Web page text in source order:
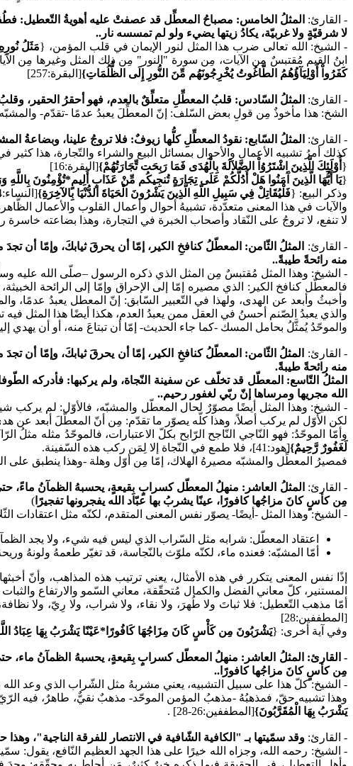
- القارئ: المثلُ الخامس: مصباحُ المعطِّل قد عصفتْ عليه أهويةُ التّعطيل:
لا شرقيّةٍ ولا غربيّة، يكادُ زيتها يضيء ولو لم تمسسه نار..
- الشيخ: الله تعالى ضرب هذا المثل لنور الإيمان في قلب المؤمن، {مَثَلُ
ابنُ القيم مُقتبسٌ مِن الآيات، مِن سورة "النور" مِن ذلك المثل وغيرها مِن
كَفَرُواْ أَوْلِيَآؤُهُمُ الطَّاغُوتُ يُخْرِجُونَهُم مِّنَ النُّورِ إِلَى الظُّلُمَاتِ}[البقرة:257]
- القارئ: المثلُ السّادس: قلبُ المعطِّلِ متعلِّقٌ بالعدم، فهو أحقرُ الحقير،
الشخ: هذا مأخوذٌ مِن قولِ بعض السّلف: إنّ المعطِّلَ يعبدُ عدمًا -تقدّم- والمشبّه
- القارئ: المثلُ السّابع: نقودُ المعطِّلِ كلُّها زيوفٌ: فلا تروجُ علينا، وبضاعةُ
كذلك أمرُ تشبيه الأعمال والأحوال بمسائل البيع والشراء والتّجارة، هذا
{ أُوْلَئِكَ الَّذِينَ اشْتَرُوُاْ الضَّلاَلَةَ بِالْهُدَى فَمَا رَبِحَت تِّجَارَتُهُمْ}[البقرة:16]
{يَا أَيُّهَا الَّذِينَ آَمَنُوا هَلْ أَدُلُّكُمْ عَلَى تِجَارَةٍ تُنجِيكُم مِّنْ عَذَابٍ أَلِيمٍ*تُؤْمِنُونَ
وذكر البيع: {فَلْيُقَاتِلْ فِي سَبِيلِ اللّهِ الَّذِينَ يَشْرُونَ الْحَيَاةَ الدُّنْيَا بِالآخِرَةِ}[النساء:74]
والآيات في هذا المعنى متعدّدة، تشبيهُ أحوال وأعمال القلوب والأعمال
لا تنفع، لا تروجُ على النّقاد وأصحاب الخبرة في التجارة، وهذا بضاعته خاسرة
- القارئ:
المثلُ الثّامن: المعطّلُ كنافخِ الكير، إمّا أن يحرقَ ثيابكَ، وإمّا أن
منه رائحةً طيبةً..
- الشيخ: وهذا المثل مُقتبسٌ مِن المثل الذي ذكره الرسول –صلّى الله عليه
فالمعطّل كنافخ الكير: الذي مصيره إمّا إلى الإحراق وإمّا إلى الرائحة
وأخبثُ وأبعد عن الهدى، ولهذا في التّعبير السّابق: إنّ المعطل يعبدُ عدمًا،
والذي يعبدُ الصّنم أحسنُ في العقل ممن يعبدُ العدم، هكذا أيضًا هذا المثل فيه
والموحّدُ يُمثَّلُ بحامل المسك -كما جاء الحديث- إمّا أن تبتاعَ منه، أو أن يهدي
- القارئ:
المثلُ الثّامن: المعطّلُ كنافخِ الكير، إمّا أن يحرقَ ثيابكَ، وإمّا أن
منه رائحةً طيبةً.
المثلُ التّاسع: المعطّل قد تخلّف عن سفينة النّجاة، ولم يركبها: فأدركه
الله مجريها ومرساها إنّ ربّي لغفور رحيم..
- الشيخ: وهذا المثل أيضًا مصوّرٌ لحال المعطّل والمشبّه، فالأوّل: لم يركب
لكن الأوّل لم يركب أصلاً، وهذا كلّه يصوّر ما تقدّم: مِن أنّ المعطّلَ أبعد عن
وأمّا الموحّدُ: فهو النّاجي النّاجح الرّابح بكلّ الاعتبارات، فالموحّدُ مثله
لَغَفُورٌ رَّحِيمٌ}[هود:41]، فلا طمع في النّجاة إلا لِمَن ركب هذه السّفينة.
فمصيرُ المعطِّل والمشبّه مصيرهُ الهلاك، إمّا مِن أوّل وهلة -وهذا ينطبق على
- القارئ: المثلُ العاشر: منهلُ المعطّل كسرابٍ بِقيعةٍ، يحسبهُ الظمآنُ ماءً،
مِن كأسٍ كانَ مزاجُها كافورًا، عينًا يشربُ بها عبّاد الله يفجرونها تفجيرًا )
- الشيخ: وهذا المثل -أيضًا- يصوّر نفس المعنى المتقدم، لكنّه مثل اعتقادات
اعتقاد المعطّل: شرابه مثل السّراب الذي ليس فيه شيء، ولا يجد
أمّا المشبّه: فعنده ماء، لكنّه ملوّث بالنّجاسة، قد تغيّر طعمهُ ولونهُ
إذًا نفس المعنى يتكرر في هذه الأمثال، يعني ترتيب هذه المذاهب، وأنّ
المستنير، كلّ معاني الفضل والكمال مُتحقّقة، معاني السّمو والارتفاع
أمّا مذهب التّعطيل: فلا ثباتَ ولا طُهرَ، ولا نقاء، ولا شراب، ولا رِيّ، ولا
[المطففين:28]
وفي آية أخرى: {يَشْرَبُونَ مِن كَأْسٍ كَانَ مِزَاجُهَا كَافُورًا*عَيْنًا يَشْرَبُ بِهَا عِبَادُ
- القارئ: المثلُ العاشر: منهلُ المعطّل كسرابٍ بِقيعةٍ، يحسبهُ الظمآنُ ماء،
مِن كأسٍ كانَ مزاجُها كافورًا..
- الشيخ: كلّ هذا على سبيل التشبيه، يعني مشربهُ مثل الشّراب الذي وعد الله به
وهذا تشبيه حقّ، فمذهبُهُ -مذهبُ المؤمن الموحّد- مذهبٌ نقيٌّ، طاهرٌ، فيه
يَشْرَبُ بِهَا الْمُقَرَّبُونَ}[المطففين:26-28] .
- القارئ: وقد سمّيتها بـ "الكافية الشّافية في الانتصار للفرقة الناجية"، وهذا
- الشيخ: رحمه الله، وجزاه الله خيرًا على هذا الجهد العظيم النّافع، يقول: